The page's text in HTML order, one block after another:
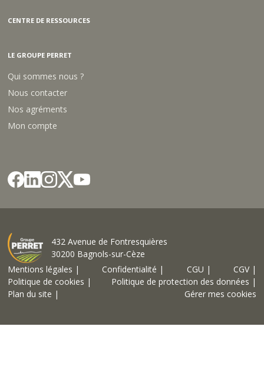
CENTRE DE RESSOURCES
LE GROUPE PERRET
Qui sommes nous ?
Nous contacter
Nos agréments
Mon compte
432 Avenue de Fontresquières
30200 Bagnols-sur-Cèze
Mentions légales |
Confidentialité | CGU |
CGV |
Politique de cookies |
Politique de protection des données |
Plan du site |
Gérer mes cookies